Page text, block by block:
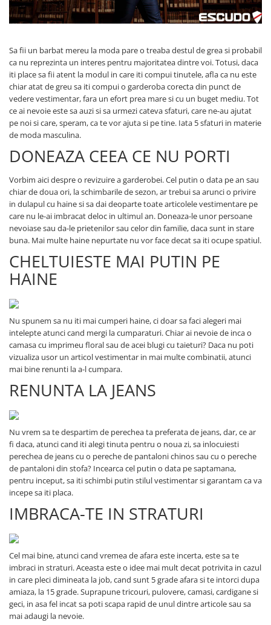
Sa fii un barbat mereu la moda pare o treaba destul de grea si probabil
ca nu reprezinta un interes pentru majoritatea dintre voi. Totusi, daca
iti place sa fii atent la modul in care iti compui tinutele, afla ca nu este
chiar atat de greu sa iti compui o garderoba corecta din punct de
vedere vestimentar, fara un efort prea mare si cu un buget mediu. Tot
ce ai nevoie este sa auzi si sa urmezi cateva sfaturi, care ne-au ajutat
pe noi si care, speram, ca te vor ajuta si pe tine. Iata 5 sfaturi in materie
de moda masculina.
DONEAZA CEEA CE NU PORTI
Vorbim aici despre o revizuire a garderobei. Cel putin o data pe an sau
chiar de doua ori, la schimbarile de sezon, ar trebui sa arunci o privire
in dulapul cu haine si sa dai deoparte toate articolele vestimentare pe
care nu le-ai imbracat deloc in ultimul an. Doneaza-le unor persoane
nevoiase sau da-le prietenilor sau celor din familie, daca sunt in stare
buna. Mai multe haine nepurtate nu vor face decat sa iti ocupe spatiul.
CHELTUIESTE MAI PUTIN PE
HAINE
Nu spunem sa nu iti mai cumperi haine, ci doar sa faci alegeri mai
intelepte atunci cand mergi la cumparaturi. Chiar ai nevoie de inca o
camasa cu imprimeu floral sau de acei blugi cu taieturi? Daca nu poti
vizualiza usor un articol vestimentar in mai multe combinatii, atunci
mai bine renunti la a-l cumpara.
RENUNTA LA JEANS
Nu vrem sa te despartim de perechea ta preferata de jeans, dar, ce ar
fi daca, atunci cand iti alegi tinuta pentru o noua zi, sa inlocuiesti
perechea de jeans cu o pereche de pantaloni chinos sau cu o pereche
de pantaloni din stofa? Incearca cel putin o data pe saptamana,
pentru inceput, sa iti schimbi putin stilul vestimentar si garantam ca va
incepe sa iti placa.
IMBRACA-TE IN STRATURI
Cel mai bine, atunci cand vremea de afara este incerta, este sa te
imbraci in straturi. Aceasta este o idee mai mult decat potrivita in cazul
in care pleci dimineata la job, cand sunt 5 grade afara si te intorci dupa
amiaza, la 15 grade. Suprapune tricouri, pulovere, camasi, cardigane si
geci, in asa fel incat sa poti scapa rapid de unul dintre articole sau sa
mai adaugi la nevoie.